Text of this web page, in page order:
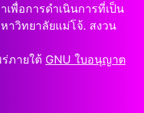
อการดำเนินการที่เป็น
าวิทยาลัยแม่โจ้. สงวน
ภายใต้ GNU ใบอนุญาต